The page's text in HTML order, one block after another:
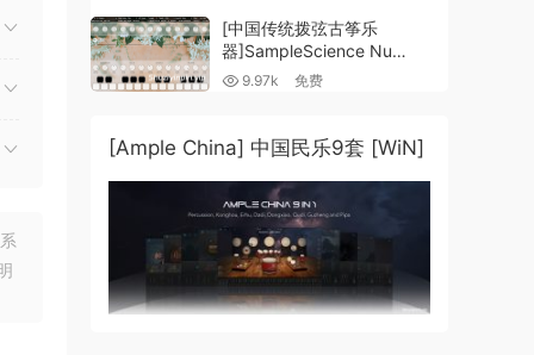
MacOSX]
（4.1GB+10.2GB+9.6GB）
[中国传统拨弦古筝乐
器]SampleScience Nu
Guzheng v2.0 x64 VST
9.97k 免费
[Ample China] 中国民乐9套 [WiN]